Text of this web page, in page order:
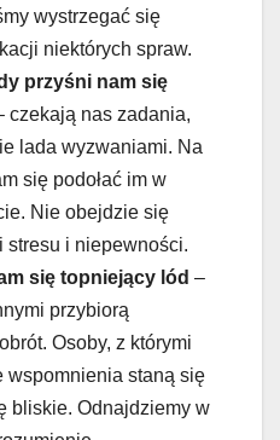
wystrzegać się
niektórych spraw.
przyśni nam się
czekają nas zadania,
lada wyzwaniami. Na
się podołać im w
Nie obejdzie się
stresu i niepewności.
się topniejący lód –
przybiorą
Osoby, z którymi
wspomnienia staną się
bliskie. Odnajdziemy w